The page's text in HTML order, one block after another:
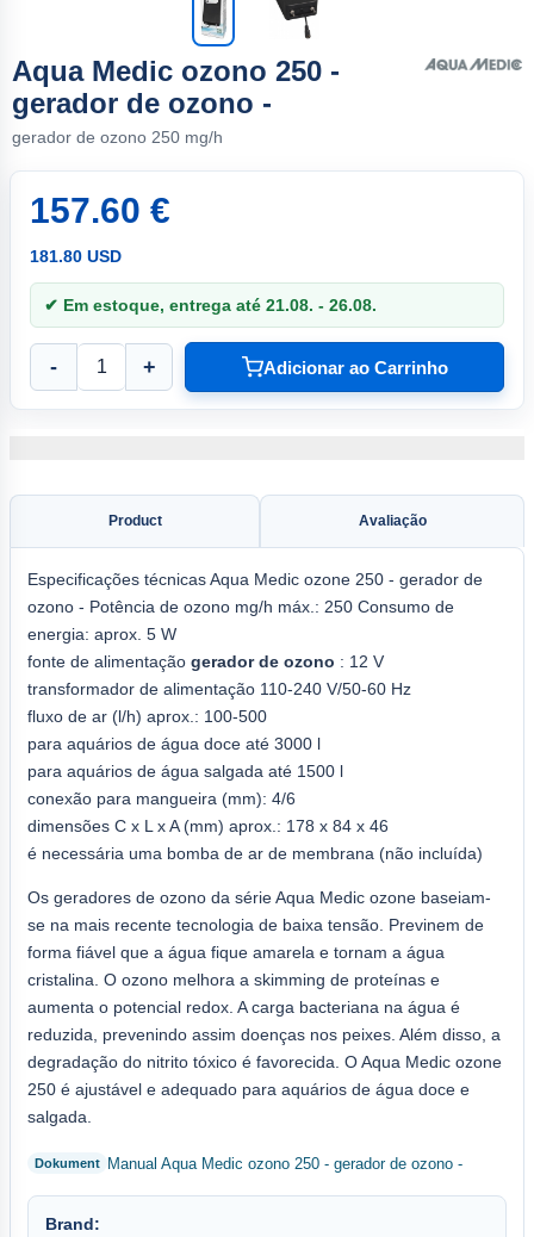
Aqua Medic ozono 250 -
gerador de ozono -
gerador de ozono 250 mg/h
157.60 €
181.80 USD
✔ Em estoque, entrega até 21.08. - 26.08.
- + Adicionar ao Carrinho
Product Avaliação
Especificações técnicas Aqua Medic ozone 250 - gerador de
ozono - Potência de ozono mg/h máx.: 250 Consumo de
energia: aprox. 5 W
fonte de alimentação gerador de ozono : 12 V
transformador de alimentação 110-240 V/50-60 Hz
fluxo de ar (l/h) aprox.: 100-500
para aquários de água doce até 3000 l
para aquários de água salgada até 1500 l
conexão para mangueira (mm): 4/6
dimensões C x L x A (mm) aprox.: 178 x 84 x 46
é necessária uma bomba de ar de membrana (não incluída)
Os geradores de ozono da série Aqua Medic ozone baseiam-
se na mais recente tecnologia de baixa tensão. Previnem de
forma fiável que a água fique amarela e tornam a água
cristalina. O ozono melhora a skimming de proteínas e
aumenta o potencial redox. A carga bacteriana na água é
reduzida, prevenindo assim doenças nos peixes. Além disso, a
degradação do nitrito tóxico é favorecida. O Aqua Medic ozone
250 é ajustável e adequado para aquários de água doce e
salgada.
Manual Aqua Medic ozono 250 - gerador de ozono -
Brand: